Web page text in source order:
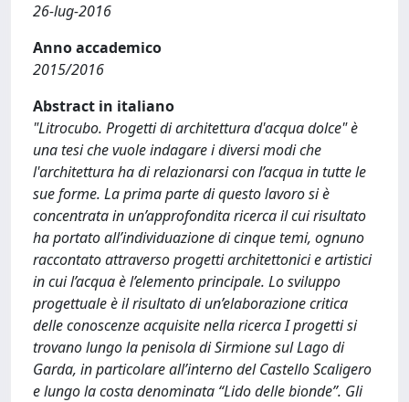
26-lug-2016
Anno accademico
2015/2016
Abstract in italiano
"Litrocubo. Progetti di architettura d'acqua dolce" è
una tesi che vuole indagare i diversi modi che
l'architettura ha di relazionarsi con l’acqua in tutte le
sue forme. La prima parte di questo lavoro si è
concentrata in un’approfondita ricerca il cui risultato
ha portato all’individuazione di cinque temi, ognuno
raccontato attraverso progetti architettonici e artistici
in cui l’acqua è l’elemento principale. Lo sviluppo
progettuale è il risultato di un’elaborazione critica
delle conoscenze acquisite nella ricerca I progetti si
trovano lungo la penisola di Sirmione sul Lago di
Garda, in particolare all’interno del Castello Scaligero
e lungo la costa denominata “Lido delle bionde”. Gli